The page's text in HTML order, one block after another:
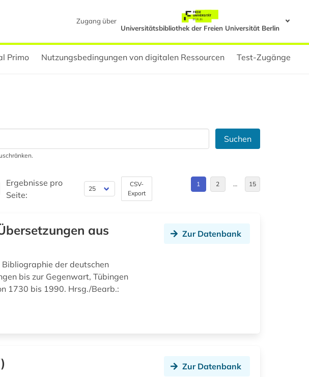
Zugang über
Universitätsbibliothek der Freien Universität Berlin
Primo Nutzungsbedingungen von digitalen Ressourcen Test-Zugänge
Suchen
Ergebnisse pro
Seite:
CSV-
Export
1 2 … 15
aus
der deutschen
bis zur Gegenwart, Tübingen
1730 bis 1990. Hrsg./Bearb.:
Zur Datenbank
Zur Datenbank